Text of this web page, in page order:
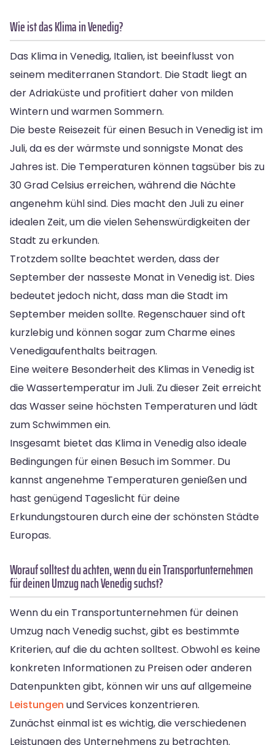
Wie ist das Klima in Venedig?
Das Klima in Venedig, Italien, ist beeinflusst von
seinem mediterranen Standort. Die Stadt liegt an
der Adriaküste und profitiert daher von milden
Wintern und warmen Sommern.
Die beste Reisezeit für einen Besuch in Venedig ist im
Juli, da es der wärmste und sonnigste Monat des
Jahres ist. Die Temperaturen können tagsüber bis zu
30 Grad Celsius erreichen, während die Nächte
angenehm kühl sind. Dies macht den Juli zu einer
idealen Zeit, um die vielen Sehenswürdigkeiten der
Stadt zu erkunden.
Trotzdem sollte beachtet werden, dass der
September der nasseste Monat in Venedig ist. Dies
bedeutet jedoch nicht, dass man die Stadt im
September meiden sollte. Regenschauer sind oft
kurzlebig und können sogar zum Charme eines
Venedigaufenthalts beitragen.
Eine weitere Besonderheit des Klimas in Venedig ist
die Wassertemperatur im Juli. Zu dieser Zeit erreicht
das Wasser seine höchsten Temperaturen und lädt
zum Schwimmen ein.
Insgesamt bietet das Klima in Venedig also ideale
Bedingungen für einen Besuch im Sommer. Du
kannst angenehme Temperaturen genießen und
hast genügend Tageslicht für deine
Erkundungstouren durch eine der schönsten Städte
Europas.
Worauf solltest du achten, wenn du ein Transportunternehmen
für deinen Umzug nach Venedig suchst?
Wenn du ein Transportunternehmen für deinen
Umzug nach Venedig suchst, gibt es bestimmte
Kriterien, auf die du achten solltest. Obwohl es keine
konkreten Informationen zu Preisen oder anderen
Datenpunkten gibt, können wir uns auf allgemeine
Leistungen und Services konzentrieren.
Zunächst einmal ist es wichtig, die verschiedenen
Leistungen des Unternehmens zu betrachten.